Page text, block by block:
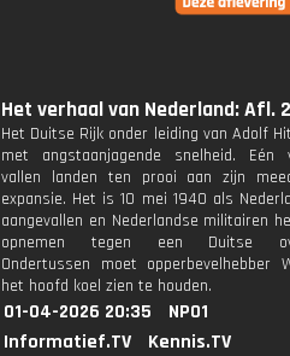
Het verhaal van Nederland: Afl. 2
Het Duitse Rijk onder leiding van Adolf
met angstaanjagende snelheid. Eén
vallen landen ten prooi aan zijn
expansie. Het is 10 mei 1940 als
aangevallen en Nederlandse militairen
opnemen tegen een Duitse
Ondertussen moet opperbevelhebber
het hoofd koel zien te houden.
01-04-2026 20:35
NPO1
Informatief.TV
Kennis.TV